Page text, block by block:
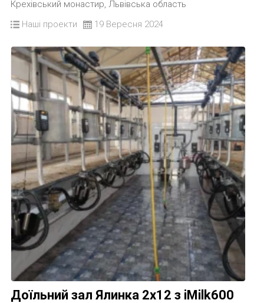
Крехівський монастир, Львівська область
Наші проекти
19 Вересня 2024
Доїльний зал Ялинка 2х12 з iMilk600